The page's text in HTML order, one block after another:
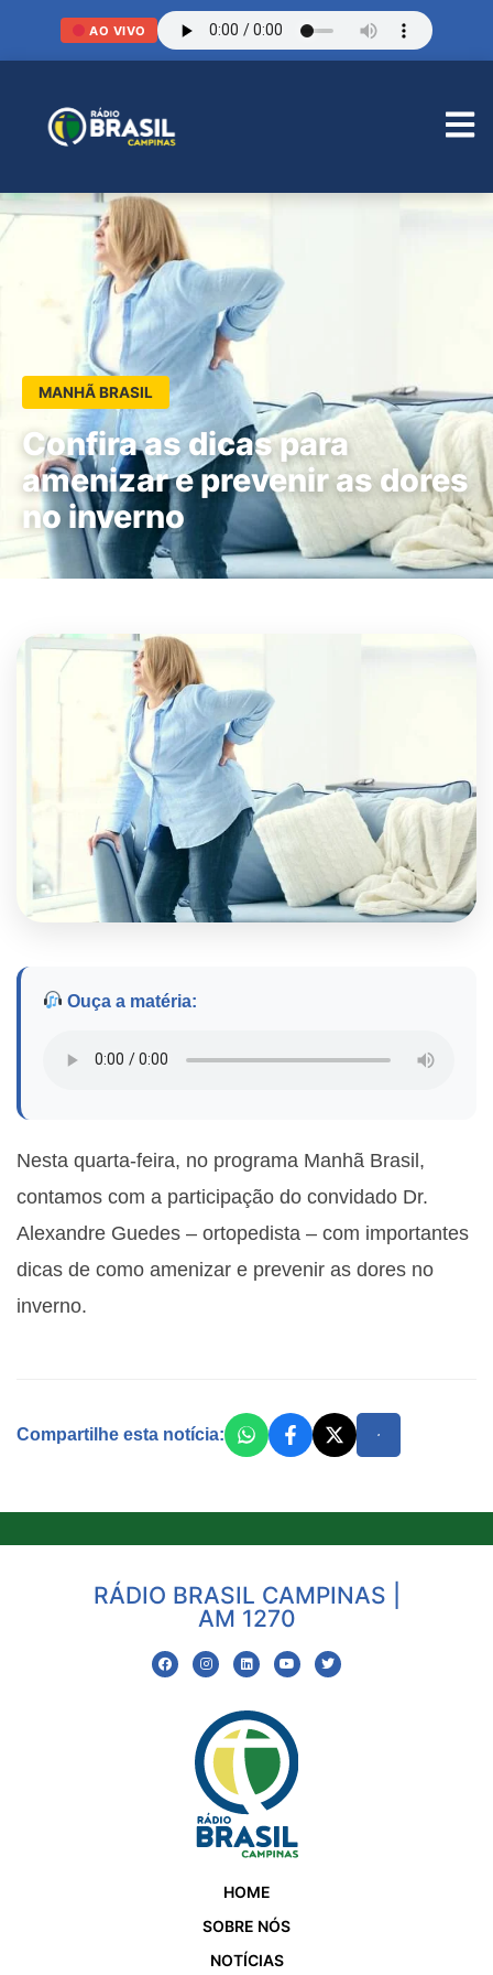
AO VIVO
MANHÃ BRASIL
Confira as dicas para
amenizar e prevenir as dores
no inverno
Ouça a matéria:
Nesta quarta-feira, no programa Manhã Brasil,
contamos com a participação do convidado Dr.
Alexandre Guedes – ortopedista – com importantes
dicas de como amenizar e prevenir as dores no
inverno.
Compartilhe esta notícia:
RÁDIO BRASIL CAMPINAS |
AM 1270
HOME
SOBRE NÓS
NOTÍCIAS